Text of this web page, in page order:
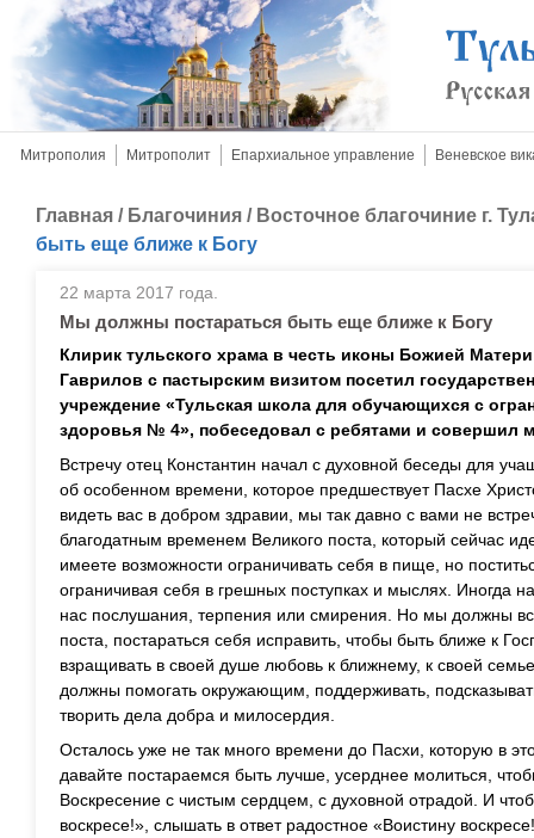
Митрополия Митрополит Епархиальное управление Веневское
Главная / Благочиния / Восточное благочиние г.
быть еще ближе к Богу
22 марта 2017 года.
Мы должны постараться быть еще ближе к Богу
Клирик тульского храма в честь иконы Божией
Гаврилов с пастырским визитом посетил
учреждение «Тульская школа для обучающихся с
здоровья № 4», побеседовал с ребятами и совершил
Встречу отец Константин начал с духовной беседы для
об особенном времени, которое предшествует Пасхе
видеть вас в добром здравии, мы так давно с вами не
благодатным временем Великого поста, который сейчас
имеете возможности ограничивать себя в пище, но
ограничивая себя в грешных поступках и мыслях. Иногда
нас послушания, терпения или смирения. Но мы должны
поста, постараться себя исправить, чтобы быть ближе к
взращивать в своей душе любовь к ближнему, к своей
должны помогать окружающим, поддерживать,
творить дела добра и милосердия.
Осталось уже не так много времени до Пасхи, которую в
давайте постараемся быть лучше, усерднее молиться,
Воскресение с чистым сердцем, с духовной отрадой. И
воскресе!», слышать в ответ радостное «Воистину